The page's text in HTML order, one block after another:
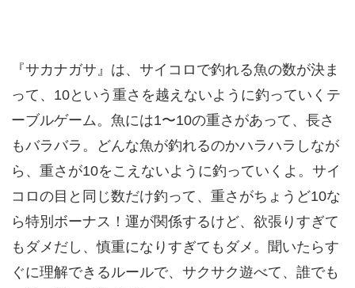
『サカナガサ』は、サイコロで釣れる魚の数が決ま
って、10という重さを越えないように釣っていくテ
ーブルゲーム。魚には1〜10の重さがあって、長さ
もバラバラ。どんな魚が釣れるのかハラハラしなが
ら、重さが10をこえないように釣っていくよ。サイ
コロの目と同じ数だけ釣って、重さがちょうど10な
ら特別ボーナス！運が関係するけど、欲張りすぎて
もダメだし、慎重になりすぎてもダメ。聞いたらす
ぐに理解できるルールで、サクサク遊べて、誰でも